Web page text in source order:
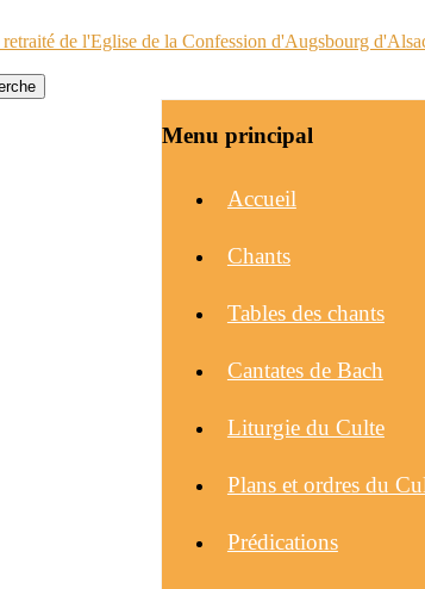
Menu principal
Accueil
Chants
Tables des chants
Cantates de Bach
Liturgie du Culte
Plans et ordres du
Prédications